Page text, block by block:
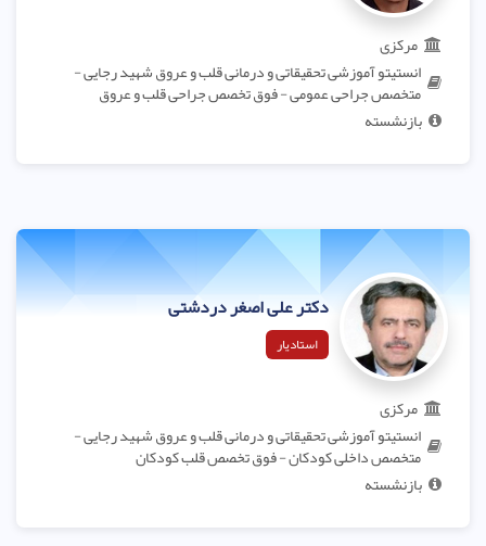
مرکزی
انستیتو آموزشی تحقیقاتی و درمانی قلب و عروق شهید رجایی -
متخصص جراحی عمومی - فوق تخصص جراحی قلب و عروق
بازنشسته
دکتر علی اصغر دردشتی
استادیار
مرکزی
انستیتو آموزشی تحقیقاتی و درمانی قلب و عروق شهید رجایی -
متخصص داخلی کودکان - فوق تخصص قلب کودکان
بازنشسته